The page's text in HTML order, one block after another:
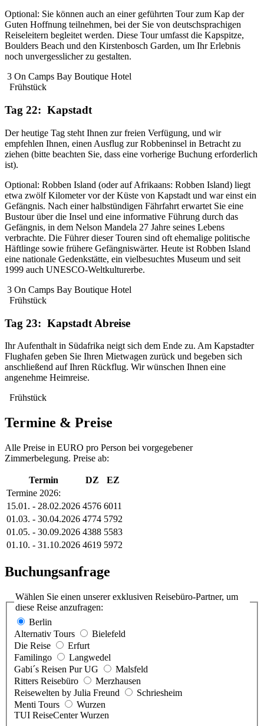
Optional: Sie können auch an einer geführten Tour zum Kap der
Guten Hoffnung teilnehmen, bei der Sie von deutschsprachigen
Reiseleitern begleitet werden. Diese Tour umfasst die Kapspitze,
Boulders Beach und den Kirstenbosch Garden, um Ihr Erlebnis
noch unvergesslicher zu gestalten.
3 On Camps Bay Boutique Hotel
Frühstück
Tag 22: Kapstadt
Der heutige Tag steht Ihnen zur freien Verfügung, und wir
empfehlen Ihnen, einen Ausflug zur Robbeninsel in Betracht zu
ziehen (bitte beachten Sie, dass eine vorherige Buchung erforderlich
ist).
Optional: Robben Island (oder auf Afrikaans: Robben Island) liegt
etwa zwölf Kilometer vor der Küste von Kapstadt und war einst ein
Gefängnis. Nach einer halbstündigen Fährfahrt erwartet Sie eine
Bustour über die Insel und eine informative Führung durch das
Gefängnis, in dem Nelson Mandela 27 Jahre seines Lebens
verbrachte. Die Führer dieser Touren sind oft ehemalige politische
Häftlinge sowie frühere Gefängniswärter. Heute ist Robben Island
eine nationale Gedenkstätte, ein vielbesuchtes Museum und seit
1999 auch UNESCO-Weltkulturerbe.
3 On Camps Bay Boutique Hotel
Frühstück
Tag 23: Kapstadt Abreise
Ihr Aufenthalt in Südafrika neigt sich dem Ende zu. Am Kapstadter
Flughafen geben Sie Ihren Mietwagen zurück und begeben sich
anschließend auf Ihren Rückflug. Wir wünschen Ihnen eine
angenehme Heimreise.
Frühstück
Termine & Preise
Alle Preise in EURO pro Person bei vorgegebener
Zimmerbelegung. Preise ab:
Termin DZ
EZ
Termine 2026:
15.01. - 28.02.2026 4576 6011
01.03. - 30.04.2026 4774 5792
01.05. - 30.09.2026 4388 5583
01.10. - 31.10.2026 4619 5972
Buchungsanfrage
Wählen Sie einen unserer exklusiven Reisebüro-Partner, um
diese Reise anzufragen:
Berlin
Alternativ Tours
Bielefeld
Die Reise
Erfurt
Familingo
Langwedel
Gabi´s Reisen Pur UG
Malsfeld
Ritters Reisebüro
Merzhausen
Reisewelten by Julia Freund
Schriesheim
Menti Tours
Wurzen
TUI ReiseCenter Wurzen